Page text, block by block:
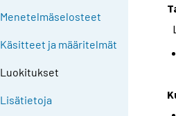
Menetelmäselosteet
Käsitteet ja määritelmät
Luokitukset
Lisätietoja